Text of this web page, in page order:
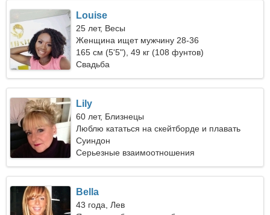
Louise
25 лет, Весы
Женщина ищет мужчину 28-36
165 см (5'5"), 49 кг (108 фунтов)
Свадьба
Lily
60 лет, Близнецы
Люблю кататься на скейтборде и плавать
Суиндон
Серьезные взаимоотношения
Bella
43 года, Лев